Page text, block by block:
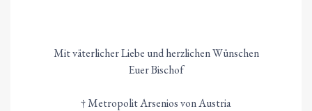
Mit väterlicher Liebe und herzlichen Wünschen
Euer Bischof
† Metropolit Arsenios von Austria